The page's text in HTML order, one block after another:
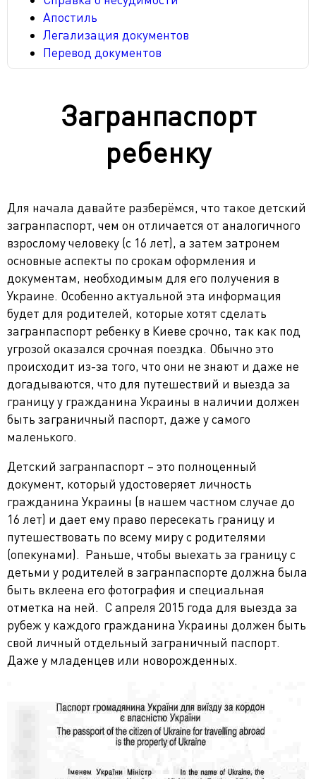
Апостиль
Легализация документов
Перевод документов
Загранпаспорт
ребенку
Для начала давайте разберёмся, что такое детский
загранпаспорт, чем он отличается от аналогичного
взрослому человеку (с 16 лет), а затем затронем
основные аспекты по срокам оформления и
документам, необходимым для его получения в
Украине. Особенно актуальной эта информация
будет для родителей, которые хотят сделать
загранпаспорт ребенку в Киеве срочно, так как под
угрозой оказался cрочная поездка. Обычно это
происходит из-за того, что они не знают и даже не
догадываются, что для путешествий и выезда за
границу у гражданина Украины в наличии должен
быть заграничный паспорт, даже у самого
маленького.
Детский загранпаспорт – это полноценный
документ, который удостоверяет личность
гражданина Украины (в нашем частном случае до
16 лет) и дает ему право пересекать границу и
путешествовать по всему миру с родителями
(опекунами). Раньше, чтобы выехать за границу с
детьми у родителей в загранпаспорте должна была
быть вклеена его фотография и специальная
отметка на ней. С апреля 2015 года для выезда за
рубеж у каждого гражданина Украины должен быть
свой личный отдельный заграничный паспорт.
Даже у младенцев или новорожденных.